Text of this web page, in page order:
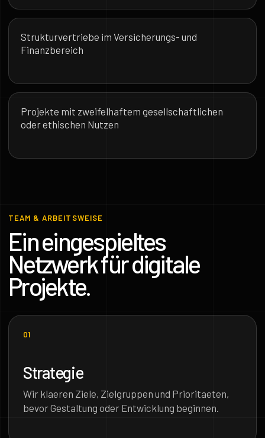
Strukturvertriebe im Versicherungs- und
Finanzbereich
Projekte mit zweifelhaftem gesellschaftlichen
oder ethischen Nutzen
TEAM & ARBEITSWEISE
Ein eingespieltes
Netzwerk für digitale
Projekte.
01
Strategie
Wir klaeren Ziele, Zielgruppen und Prioritaeten,
bevor Gestaltung oder Entwicklung beginnen.